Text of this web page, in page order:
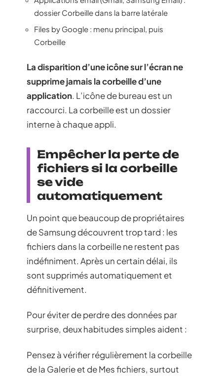
dossier Corbeille dans la barre latérale
Files by Google : menu principal, puis
Corbeille
La disparition d’une icône sur l’écran ne
supprime jamais la corbeille d’une
application. L’icône de bureau est un
raccourci. La corbeille est un dossier
interne à chaque appli.
Empêcher la perte de
fichiers si la corbeille
se vide
automatiquement
Un point que beaucoup de propriétaires
de Samsung découvrent trop tard : les
fichiers dans la corbeille ne restent pas
indéfiniment. Après un certain délai, ils
sont supprimés automatiquement et
définitivement.
Pour éviter de perdre des données par
surprise, deux habitudes simples aident :
Pensez à vérifier régulièrement la corbeille
de la Galerie et de Mes fichiers, surtout